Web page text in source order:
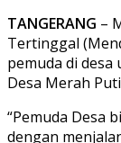
TANGERANG –
Tertinggal
pemuda di
Desa Merah
“Pemuda Desa
dengan